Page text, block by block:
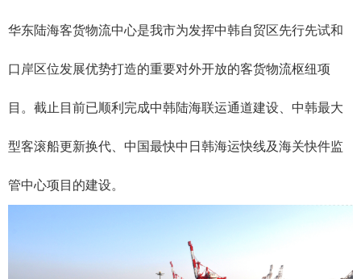
华东陆海客货物流中心是我市为发挥中韩自贸区先行先试和
口岸区位发展优势打造的重要对外开放的客货物流枢纽项
目。截止目前已顺利完成中韩陆海联运通道建设、中韩最大
型客滚船更新换代、中国最快中日韩海运快线及海关快件监
管中心项目的建设。